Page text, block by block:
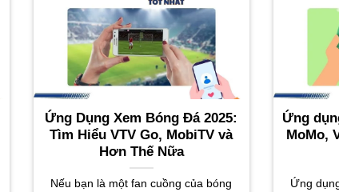
Ứng Dụng Xem Bóng Đá 2025:
Tìm Hiểu VTV Go, MobiTV và
Hơn Thế Nữa
Nếu bạn là một fan cuồng của bóng
Ứng
MoMo,
Ứng